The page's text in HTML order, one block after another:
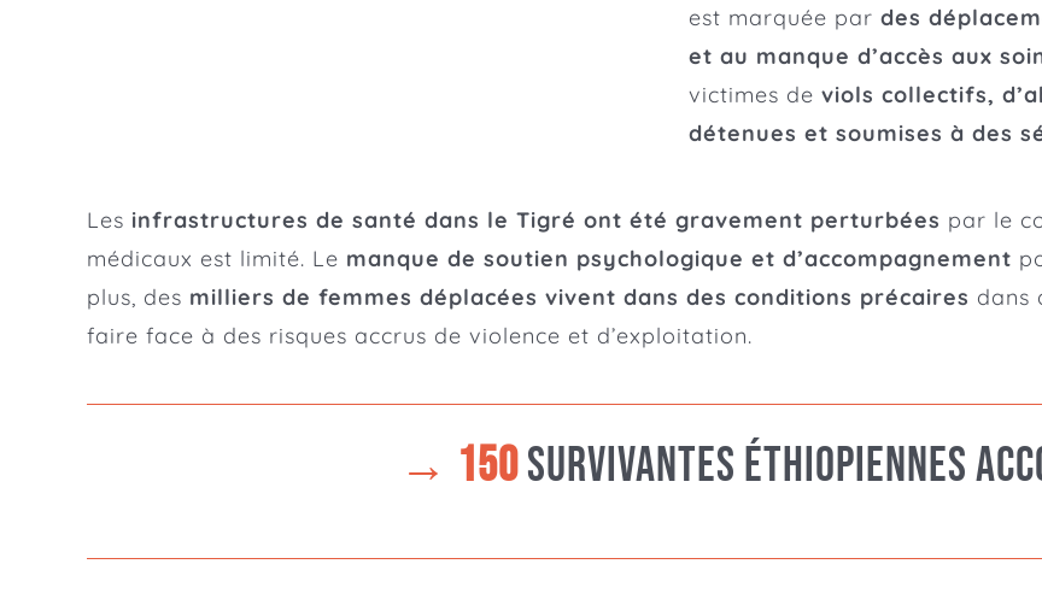
est marquée pardes
et au manque d’accès aux
victimes deviols collectifs,
détenues et soumises à des
Les infrastructures de santé dans le Tigré ont été gravement perturbées par le
médicaux est limité. Le manque de soutien psychologique et d’accompagnement
plus, des milliers de femmes déplacées vivent dans des conditions précaires dans
faire face à des risques accrus de violence et d’exploitation.
→ 150Survivantes éthiopiennes